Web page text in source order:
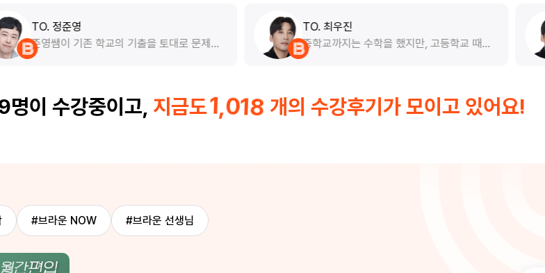
의존해 찍다시피 문제를 풀었습니다. 하지만
종쌤의 독해 강의를 들으면서 글을 어떻게 읽
어야 하는지 그 본질을 배웠습니다. 지엽적인
텐데... 앞으로 남은 시간 쌤과 함께 어휘 탄
탄히 잡아보겠습니다 감사합니다 선생님 ㅎ
ㅎㅎ
사들의
습니다.
몰입할
자료
준영쌤이 기존 학교의 기출을 토대로 문제를
출제하시는데 기출을 여러번 푼 상태에서 기
수 있게끔 해주셔서 도움이 많이 되었어요!
제가 수강후기 아예 안 쓰는 사람인데 이건
씁니다!! 준영쌤 지난 1년간 감사했습니다!
중학교까지는 수학을 했지만, 고
수학을 공부하지 않아서 자연스레
맛보기 강의는 삼각함수를 들었는
슨 내용인지는 모르겠지만 저 선생님한테 뭔
이 수강중이고, 지금도1,018 개의 수강후기가 모이고 있어요!
#브라운 NOW #브라운 선생님